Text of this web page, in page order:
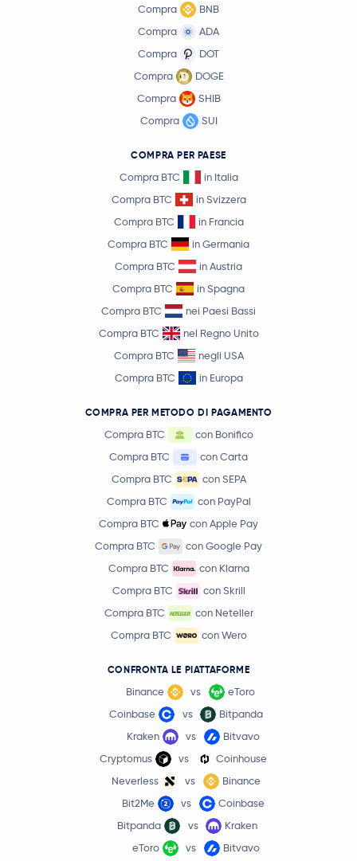
Compra
BNB
Compra
ADA
Compra
DOT
Compra
DOGE
Compra
SHIB
Compra
SUI
COMPRA PER PAESE
Compra BTC
in Italia
Compra BTC
in Svizzera
Compra BTC
in Francia
Compra BTC
in Germania
Compra BTC
in Austria
Compra BTC
in Spagna
Compra BTC
nei Paesi Bassi
Compra BTC
nel Regno Unito
Compra BTC
negli USA
Compra BTC
in Europa
COMPRA PER METODO DI PAGAMENTO
Compra BTC
con Bonifico
Compra BTC
con Carta
Compra BTC
con SEPA
Compra BTC
con PayPal
Compra BTC
con Apple Pay
Compra BTC
con Google Pay
Compra BTC
con Klarna
Compra BTC
con Skrill
Compra BTC
con Neteller
Compra BTC
con Wero
CONFRONTA LE PIATTAFORME
Binance vs
eToro
Coinbase
vs
Bitpanda
Kraken
vs
Bitvavo
Cryptomus
vs
Coinhouse
Neverless
vs
Binance
Bit2Me
vs
Coinbase
Bitpanda
vs
Kraken
eToro
vs Bitvavo